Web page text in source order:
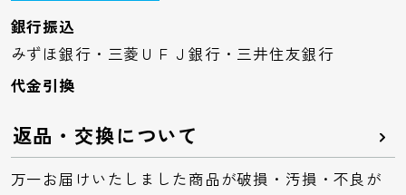
銀行振込
みずほ銀行・三菱ＵＦＪ銀行・三井住友銀行
代金引換
返品・交換について
万一お届けいたしました商品が破損・汚損・不良が